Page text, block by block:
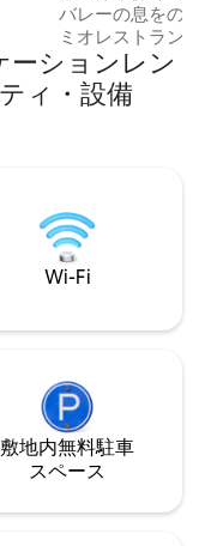
バレーの息をのむ
ミオレストラン
適な2階建てのフ
はプライベート
階には、屋外の
るこのロマンチッ
は、YIA空港から
ルへの訪問も簡単
ションレン
ィ・設備
Wi-Fi
敷地内無料駐⁠車
ス⁠ペ⁠ー⁠ス